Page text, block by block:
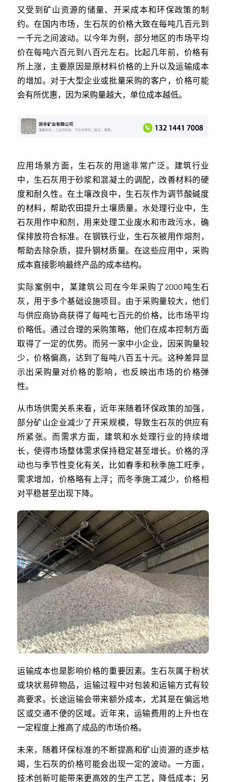
又受到矿山资源的储量、开采成本和环保政策的制
约。在国内市场，生石灰的价格大致在每吨几百元到
一千元之间波动。以今年为例，部分地区的市场平均
价在每吨六百元到八百元左右。比起几年前，价格有
所上涨，主要原因是原材料价格的上升以及运输成本
的增加。对于大型企业或批量采购的客户，价格可能
会有所优惠，因为采购量越大，单位成本越低。
应用场景方面，生石灰的用途非常广泛。建筑行业
中，生石灰用于砂浆和混凝土的调配，改善材料的硬
度和耐久性。在土壤改良中，生石灰作为调节酸碱度
的材料，帮助农田提升土壤质量。水处理行业中，生
石灰用作中和剂，用来处理工业废水和市政污水，确
保排放符合标准。在钢铁行业，生石灰被用作熔剂，
帮助去除杂质，提升钢材质量。在这些应用中，采购
成本直接影响最终产品的成本结构。
实际案例中，某建筑公司在今年采购了2000吨生石
灰，用于多个基础设施项目。由于采购量较大，他们
与供应商协商获得了每吨七百元的价格，比市场平均
价略低。通过合理的采购策略，他们在成本控制方面
取得了一定的优势。而另一家中小企业，因采购量较
少，价格偏高，达到了每吨八百五十元。这种差异显
示出采购量对价格的影响，也反映出市场的价格弹
性。
从市场供需关系来看，近年来随着环保政策的加强，
部分矿山企业减少了开采规模，导致生石灰的供应有
所紧张。而需求方面，建筑和水处理行业的持续增
长，使得市场整体需求保持稳定甚至增长。价格的浮
动也与季节性变化有关，比如春季和秋季施工旺季，
需求增加，价格略有上浮；而冬季施工减少，价格相
对平稳甚至出现下降。
运输成本也是影响价格的重要因素。生石灰属于粉状
或块状易碎物品，运输过程中对包装和运输方式有较
高要求。长途运输会带来额外成本，尤其是在偏远地
区或交通不便的区域。近年来，运输费用的上升也在
一定程度上推高了成品的市场价格。
未来，随着环保标准的不断提高和矿山资源的逐步枯
竭，生石灰的价格可能会出现一定的波动。一方面，
技术创新可能带来更高效的生产工艺，降低成本；另